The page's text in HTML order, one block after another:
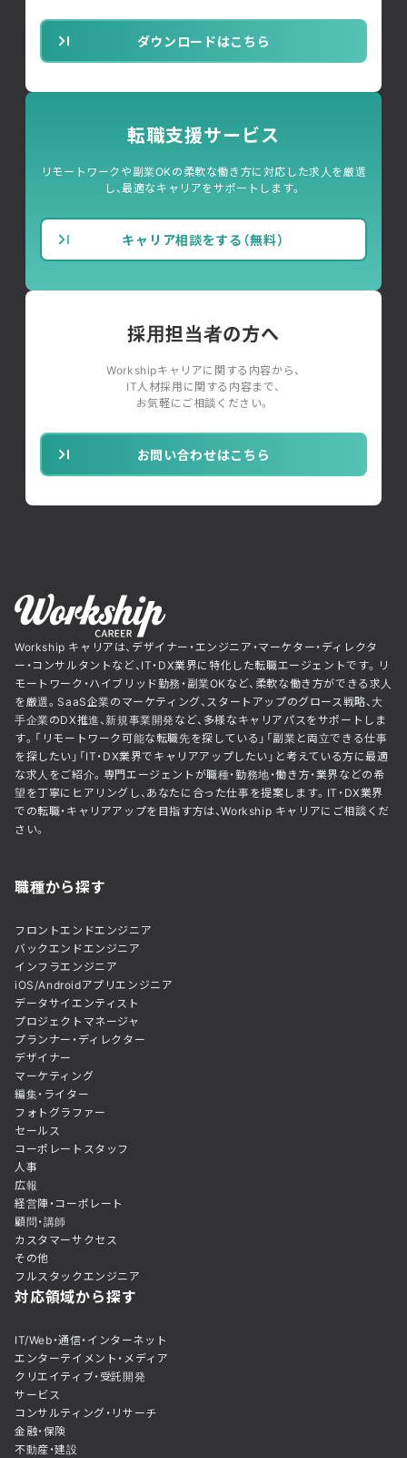
ダウンロードはこちら
転職支援サービス
リモートワークや副業OKの柔軟な働き方に対応した求人を厳選
し、最適なキャリアをサポートします。
キャリア相談をする（無料）
採用担当者の方へ
Workshipキャリアに関する内容から、
IT人材採用に関する内容まで、
お気軽にご相談ください。
お問い合わせはこちら
Workship キャリアは、デザイナー・エンジニア・マーケター・ディレクタ
ー・コンサルタントなど、IT・DX業界に特化した転職エージェントです。リ
モートワーク・ハイブリッド勤務・副業OKなど、柔軟な働き方ができる求人
を厳選。SaaS企業のマーケティング、スタートアップのグロース戦略、大
手企業のDX推進、新規事業開発など、多様なキャリアパスをサポートしま
す。「リモートワーク可能な転職先を探している」「副業と両立できる仕事
を探したい」「IT・DX業界でキャリアアップしたい」と考えている方に最適
な求人をご紹介。専門エージェントが職種・勤務地・働き方・業界などの希
望を丁寧にヒアリングし、あなたに合った仕事を提案します。IT・DX業界
での転職・キャリアアップを目指す方は、Workship キャリアにご相談くだ
さい。
職種から探す
フロントエンドエンジニア
バックエンドエンジニア
インフラエンジニア
iOS/Androidアプリエンジニア
データサイエンティスト
プロジェクトマネージャ
プランナー・ディレクター
デザイナー
マーケティング
編集・ライター
フォトグラファー
セールス
コーポレートスタッフ
人事
広報
経営陣・コーポレート
顧問・講師
カスタマーサクセス
その他
フルスタックエンジニア
対応領域から探す
IT/Web・通信・インターネット
エンターテイメント・メディア
クリエイティブ・受託開発
サービス
コンサルティング・リサーチ
金融・保険
不動産・建設